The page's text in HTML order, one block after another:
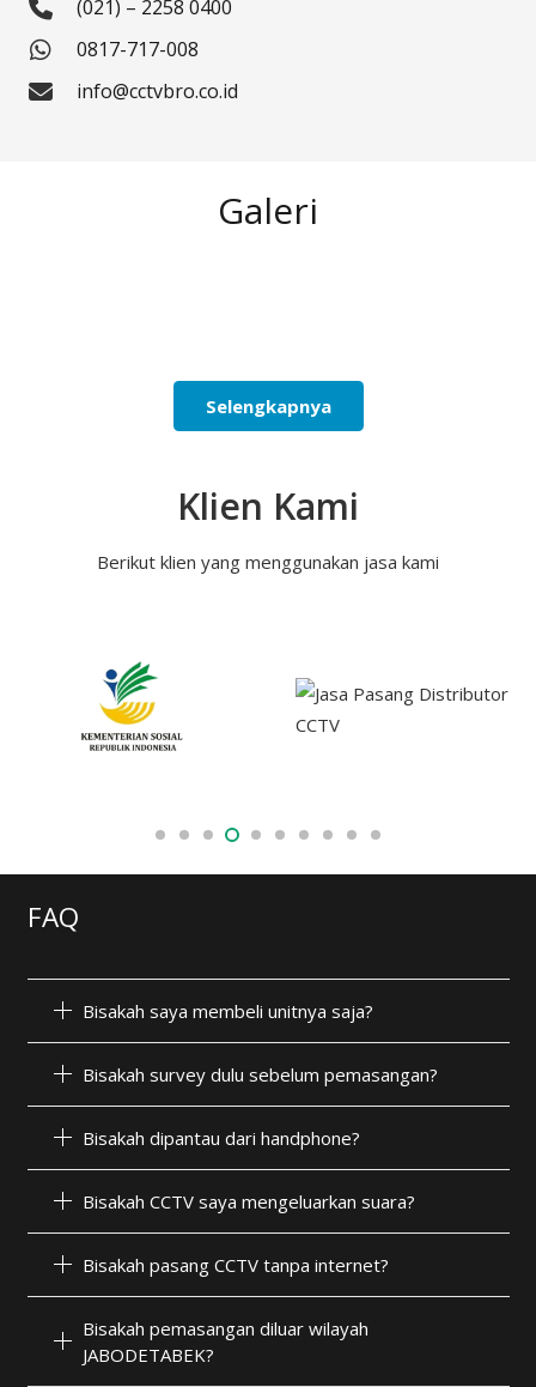
(021) – 2258 0400
0817-717-008
info@cctvbro.co.id
Galeri
Selengkapnya
Klien Kami
Berikut klien yang menggunakan jasa kami
FAQ
Bisakah saya membeli unitnya saja?
Bisakah survey dulu sebelum pemasangan?
Bisakah dipantau dari handphone?
Bisakah CCTV saya mengeluarkan suara?
Bisakah pasang CCTV tanpa internet?
Bisakah pemasangan diluar wilayah
JABODETABEK?